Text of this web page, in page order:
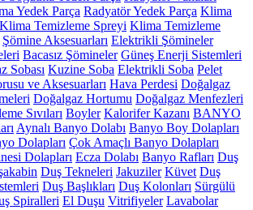
Yedek Parça Radyatör Yedek Parça Klima
Klima Temizleme Spreyi Klima Temizleme
Şömine Aksesuarları Elektrikli Şömineler
Bacasız Şömineler Güneş Enerji Sistemleri
Sobası Kuzine Soba Elektrikli Soba Pelet
ve Aksesuarları Hava Perdesi Doğalgaz
Doğalgaz Hortumu Doğalgaz Menfezleri
Sıvıları Boyler Kalorifer Kazanı BANYO
Aynalı Banyo Dolabı Banyo Boy Dolapları
Dolapları Çok Amaçlı Banyo Dolapları
Dolapları Ecza Dolabı Banyo Rafları Duş
Duş Tekneleri Jakuziler Küvet Duş
Duş Başlıkları Duş Kolonları Sürgülü
Spiralleri El Duşu Vitrifiyeler Lavabolar